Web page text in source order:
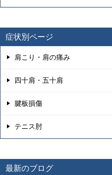
症状別ページ
肩こり・肩の痛み
四十肩・五十肩
腱板損傷
テニス肘
最新のブログ